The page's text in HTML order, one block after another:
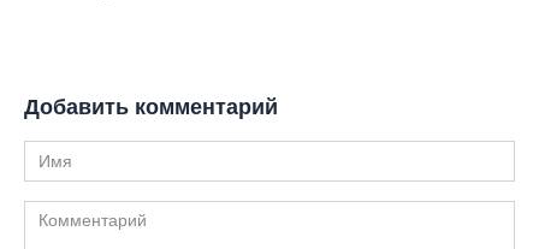
Добавить комментарий
Имя
Комментарий